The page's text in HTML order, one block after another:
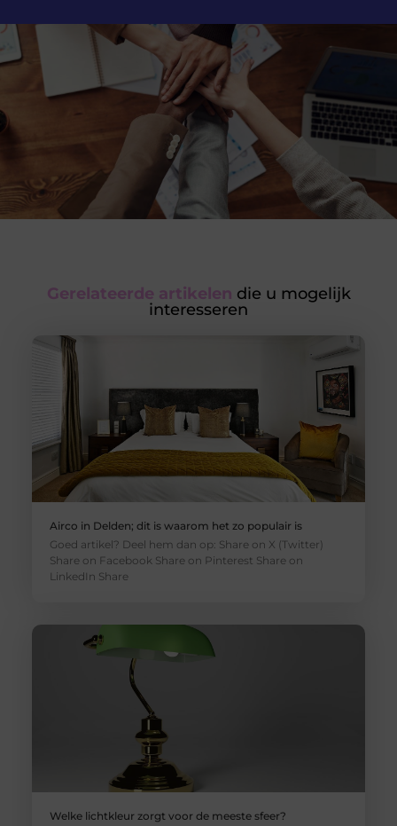
Gerelateerde artikelen die u mogelijk
interesseren
Airco in Delden; dit is waarom het zo populair is
Goed artikel? Deel hem dan op: Share on X (Twitter)
Share on Facebook Share on Pinterest Share on
LinkedIn Share
Welke lichtkleur zorgt voor de meeste sfeer?